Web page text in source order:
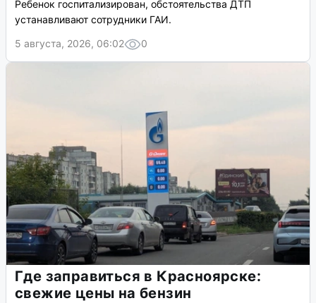
Ребенок госпитализирован, обстоятельства ДТП
устанавливают сотрудники ГАИ.
5 августа, 2026, 06:02
0
Где заправиться в Красноярске:
свежие цены на бензин